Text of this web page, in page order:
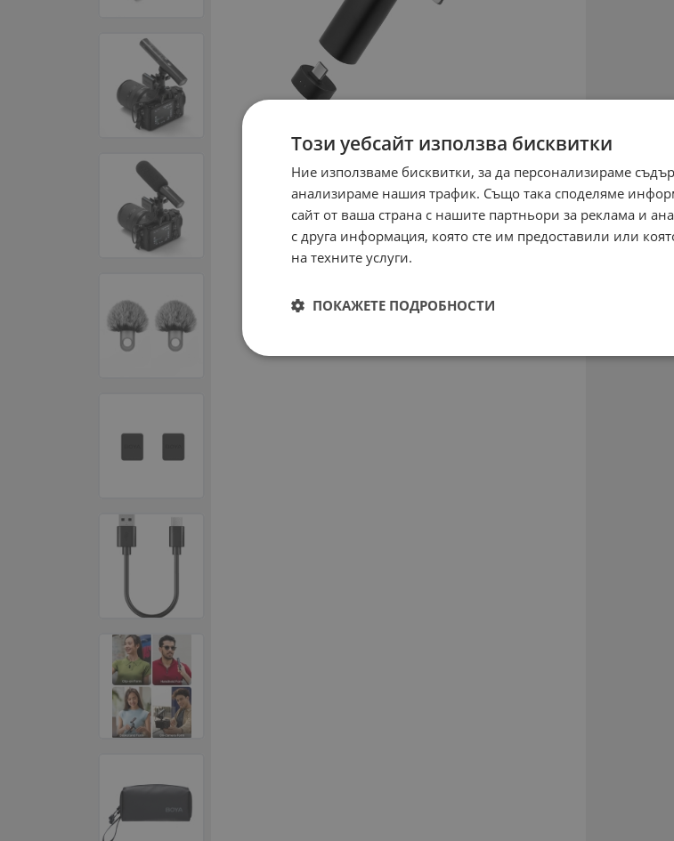
Този уебсайт използва бисквитки
Ние използваме бисквитки, за да персонализираме
анализираме нашия трафик. Също така споделяме
сайт от ваша страна с нашите партньори за реклама и
с друга информация, която сте им предоставили или
на техните услуги.
ПОКАЖЕТЕ ПОДРОБНОСТИ